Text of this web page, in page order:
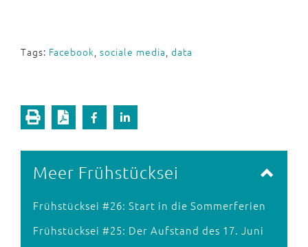
Tags: Facebook, sociale media, data
Meer Frühstücksei
Frühstücksei #26: Start in die Sommerferien
Frühstücksei #25: Der Aufstand des 17. Juni